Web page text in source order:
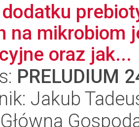
dodatku
na mikrobiom
oraz jak...
PRELUDIUM
Jakub
Główna